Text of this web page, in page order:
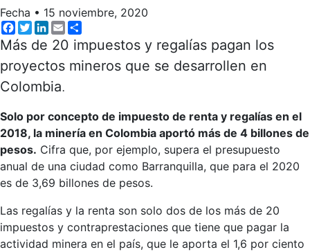
Fecha • 15 noviembre, 2020
Facebook
TwitterLinkedIn
Email
Más de 20 impuestos y regalías pagan los
proyectos mineros que se desarrollen en
Colombia.
Solo por concepto de impuesto de renta y regalías en el
2018, la minería en Colombia aportó más de 4 billones de
pesos. Cifra que, por ejemplo, supera el presupuesto
anual de una ciudad como Barranquilla, que para el 2020
es de 3,69 billones de pesos.
Las regalías y la renta son solo dos de los más de 20
impuestos y contraprestaciones que tiene que pagar la
actividad minera en el país, que le aporta el 1,6 por ciento